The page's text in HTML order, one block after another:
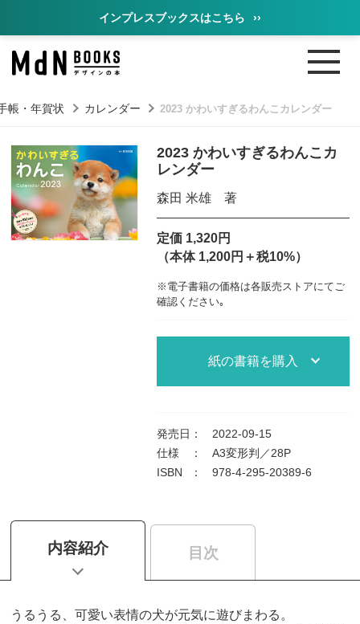
インプレスブックスはこちら ››
帳・年賀状 カレンダー 2023 かわいすぎるわんこカレンダー
2023 かわいすぎるわんこカ
レンダー
森田 米雄 著
定価 1,320円
（本体 1,200円＋税10%）
※電子書籍の価格は各販売ストアにてご
確認ください｡
紙の書籍を購入
発売日 ：
2022-09-15
仕様
：
A3変形判／28P
ISBN
： 978-4-295-20389-6
内容紹介 目次
うるうる、可愛い表情の犬が元気に遊びまわる。